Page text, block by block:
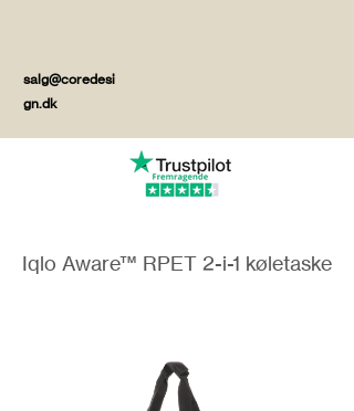
salg@coredesi
gn.dk
Iqlo Aware™ RPET 2-i-1 køletaske